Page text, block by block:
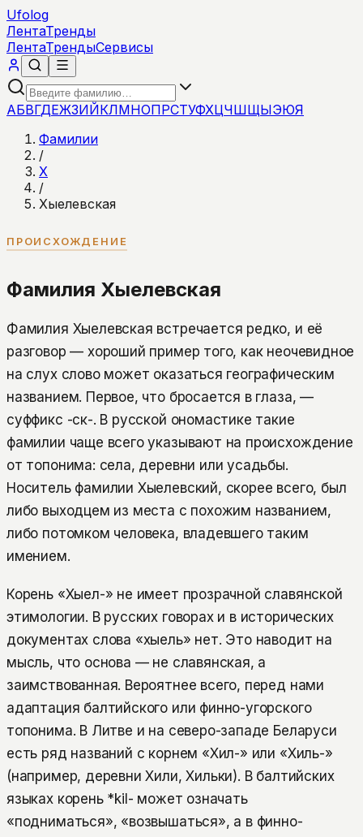
Ufolog
ЛентаТренды
ЛентаТрендыСервисы
АБВГДЕЖЗИЙКЛМНОПРСТУФХЦЧШЩЫЭЮЯ
Фамилии
/
Х
/
Хыелевская
ПРОИСХОЖДЕНИЕ
Фамилия Хыелевская
Фамилия Хыелевская встречается редко, и её
разговор — хороший пример того, как неочевидное
на слух слово может оказаться географическим
названием. Первое, что бросается в глаза, —
суффикс -ск-. В русской ономастике такие
фамилии чаще всего указывают на происхождение
от топонима: села, деревни или усадьбы.
Носитель фамилии Хыелевский, скорее всего, был
либо выходцем из места с похожим названием,
либо потомком человека, владевшего таким
имением.
Корень «Хыел-» не имеет прозрачной славянской
этимологии. В русских говорах и в исторических
документах слова «хыель» нет. Это наводит на
мысль, что основа — не славянская, а
заимствованная. Вероятнее всего, перед нами
адаптация балтийского или финно-угорского
топонима. В Литве и на северо-западе Беларуси
есть ряд названий с корнем «Хил-» или «Хиль-»
(например, деревни Хили, Хильки). В балтийских
языках корень *kil- может означать
«подниматься», «возвышаться», а в финно-